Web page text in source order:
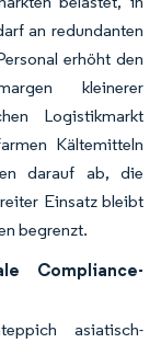
an redundanten
erhöht den
kleinerer
Logistikmarkt
Kältemitteln
darauf ab, die
Einsatz bleibt
begrenzt.
Compliance-
asiatisch-